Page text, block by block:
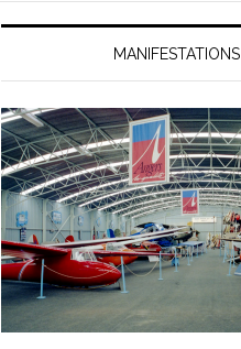
MANIFESTATIONS